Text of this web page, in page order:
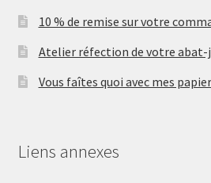
10 % de remise sur votre
Atelier réfection de votre abat-
Vous faîtes quoi avec mes
Liens annexes